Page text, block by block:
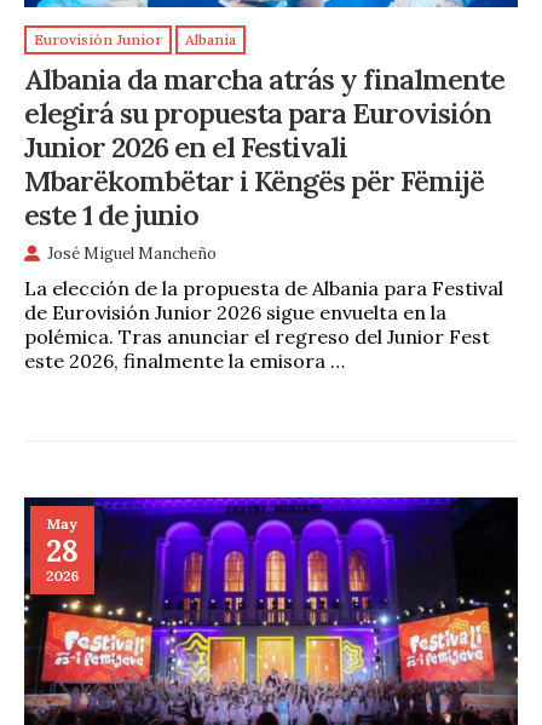
Eurovisión Junior Albania
Albania da marcha atrás y finalmente
elegirá su propuesta para Eurovisión
Junior 2026 en el Festivali
Mbarëkombëtar i Këngës për Fëmijë
este 1 de junio
José Miguel Mancheño
La elección de la propuesta de Albania para Festival
de Eurovisión Junior 2026 sigue envuelta en la
polémica. Tras anunciar el regreso del Junior Fest
este 2026, finalmente la emisora …
May
28
2026